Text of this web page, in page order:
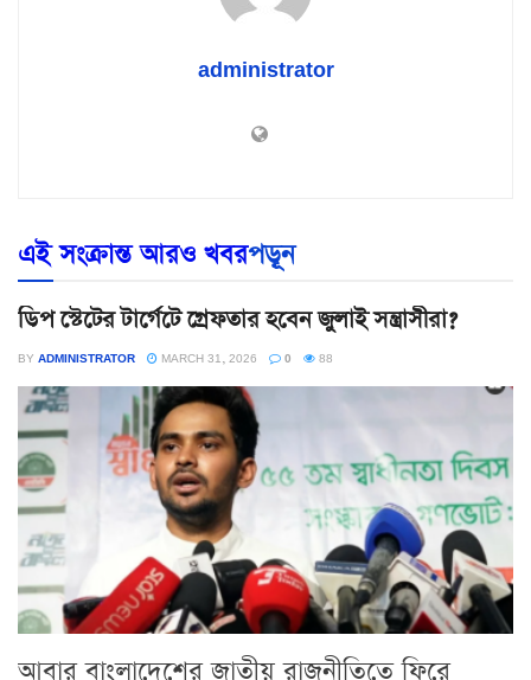
administrator
এই সংক্রান্ত আরও খবরপড়ূন
ডিপ স্টেটের টার্গেটে গ্রেফতার হবেন জুলাই সন্ত্রাসীরা?
BY ADMINISTRATOR MARCH 31, 2026 0 88
আবার বাংলাদেশের জাতীয় রাজনীতিতে ফিরে